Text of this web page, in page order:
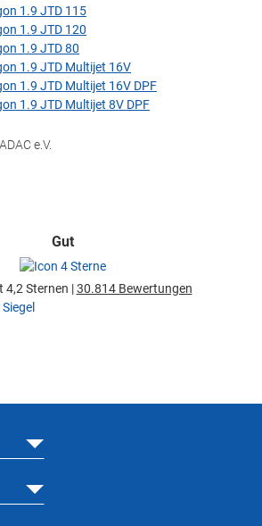
1.9 JTD 115
1.9 JTD 120
1.9 JTD 80
1.9 JTD Multijet 16V
1.9 JTD Multijet 16V DPF
1.9 JTD Multijet 8V DPF
e.V.
Gut
4,2 Sternen |30.814 Bewertungen